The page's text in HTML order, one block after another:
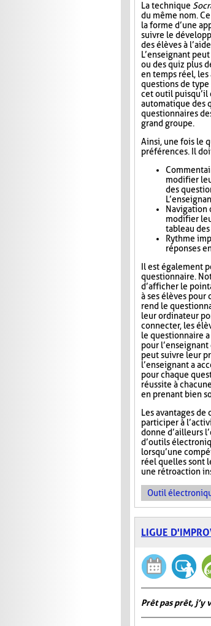
La technique
du même nom.
la forme d’une
suivre le
des élèves à
L’enseignant
ou des quiz plus
en temps réel, les
questions de
cet outil puisqu’il
automatique des
questionnaires
grand groupe.
Ainsi, une fois le
préférences. Il
modifier
des
Navigation
modifier
tableau
Rythme
réponses
Il est également
questionnaire.
d’afficher le
à ses élèves pour
rend le
leur ordinateur
connecter, les
le questionnaire
pour
peut suivre leur
l’enseignant a
pour chaque
réussite à
en prenant bien
Les avantages
participer à
donne d’ailleurs
d’outils
lorsqu’une
réel quelles sont
une rétroaction
Outil
LIGUE
Prêt pas prêt, j’y